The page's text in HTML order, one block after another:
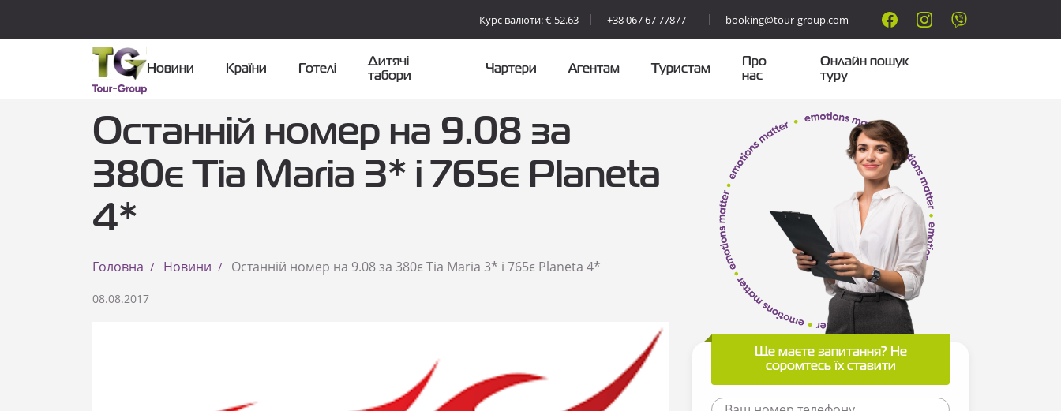
Курс валюти: € 52.63 +38 067 67 77877 booking@tour-group.com
Новини Країни Готелі
Дитячі
табори
Чартери Агентам Туристам
Про
нас
Онлайн пошук
туру
Останній номер на 9.08 за
380є Tia Maria 3* і 765є Planeta
4*
Головна Новини Останній номер на 9.08 за 380є Tia Maria 3* і 765є Planeta 4*
08.08.2017
Ще маєте запитання? Не
соромтесь їх ставити